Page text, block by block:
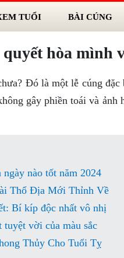
TUỔI BÀI CÚNG
hòa mình
Đó là một lễ cúng
gây phiền toái và
nào tốt năm 2024
Thổ Địa Mới Thỉnh Về
Bí kíp độc nhất vô nhị
vời của màu sắc
Thủy Cho Tuổi Tỵ